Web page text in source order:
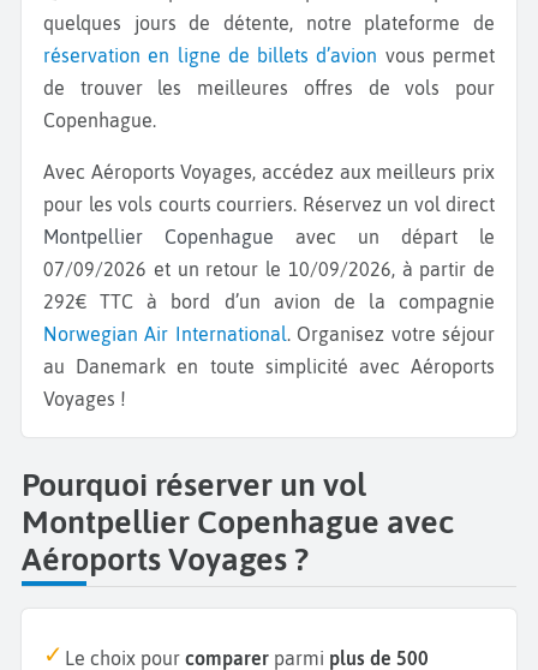
quelques jours de détente, notre plateforme de
réservation en ligne de billets d’avion vous permet
de trouver les meilleures offres de vols pour
Copenhague.
Avec Aéroports Voyages, accédez aux meilleurs prix
pour les vols courts courriers. Réservez un vol direct
Montpellier Copenhague avec un départ le
07/09/2026 et un retour le 10/09/2026, à partir de
292€ TTC à bord d’un avion de la compagnie
Norwegian Air International. Organisez votre séjour
au Danemark en toute simplicité avec Aéroports
Voyages !
Pourquoi réserver un vol
Montpellier Copenhague avec
Aéroports Voyages ?
Le choix pour comparer parmi plus de 500